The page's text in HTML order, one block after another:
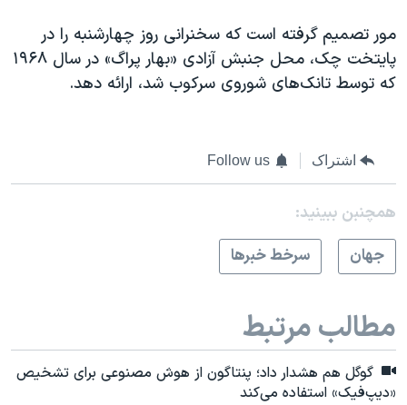
مور تصمیم گرفته است که سخنرانی روز چهارشنبه را در
پایتخت چک، محل جنبش آزادی «بهار پراگ» در سال ۱۹۶۸
که توسط تانک‌های شوروی سرکوب شد، ارائه دهد.
اشتراک Follow us
همچنبن ببینید:
جهان
سرخط خبرها
مطالب مرتبط
گوگل هم هشدار داد؛ پنتاگون از هوش مصنوعی برای تشخیص
«دیپ‌فیک» استفاده می‌کند